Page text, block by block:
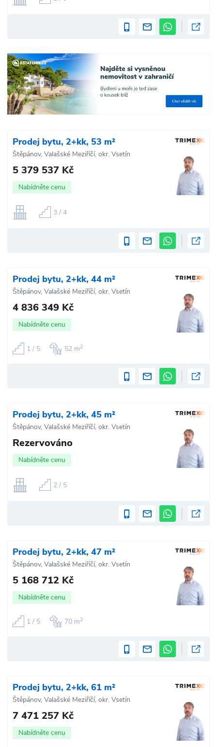
Prodej bytu, 2+kk, 53 m²
Štěpánov, Valašské Meziříčí, okr. Vsetín
5 379 537 Kč
Nabídněte cenu
3 / 4
Prodej bytu, 2+kk, 44 m²
Štěpánov, Valašské Meziříčí, okr. Vsetín
4 836 349 Kč
Nabídněte cenu
1 / 5 52 m2
Prodej bytu, 2+kk, 45 m²
Štěpánov, Valašské Meziříčí, okr. Vsetín
Rezervováno
Nabídněte cenu
2 / 5
Prodej bytu, 2+kk, 47 m²
Štěpánov, Valašské Meziříčí, okr. Vsetín
5 168 712 Kč
Nabídněte cenu
1 / 5 70 m2
Prodej bytu, 2+kk, 61 m²
Štěpánov, Valašské Meziříčí, okr. Vsetín
7 471 257 Kč
Nabídněte cenu